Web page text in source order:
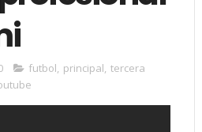
futbol, principal, tercera